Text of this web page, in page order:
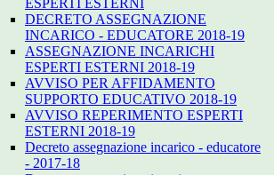
ESPERTI ESTERNI
DECRETO ASSEGNAZIONE
INCARICO - EDUCATORE 2018-19
ASSEGNAZIONE INCARICHI
ESPERTI ESTERNI 2018-19
AVVISO PER AFFIDAMENTO
SUPPORTO EDUCATIVO 2018-19
AVVISO REPERIMENTO ESPERTI
ESTERNI 2018-19
Decreto assegnazione incarico - educatore
- 2017-18